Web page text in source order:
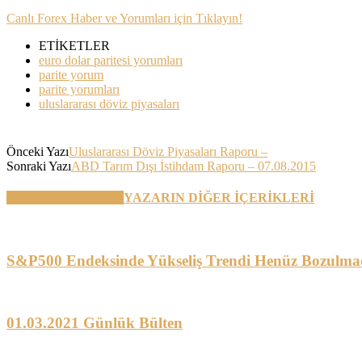
Canlı Forex Haber ve Yorumları için Tıklayın!
ETİKETLER
euro dolar paritesi yorumları
parite yorum
parite yorumları
uluslararası döviz piyasaları
Önceki YazıUluslararası Döviz Piyasaları Raporu –
Sonraki YazıABD Tarım Dışı İstihdam Raporu – 07.08.2015
YAZARIN DİĞER İÇERİKLERİ
S&P500 Endeksinde Yükseliş Trendi Henüz
01.03.2021 Günlük Bülten